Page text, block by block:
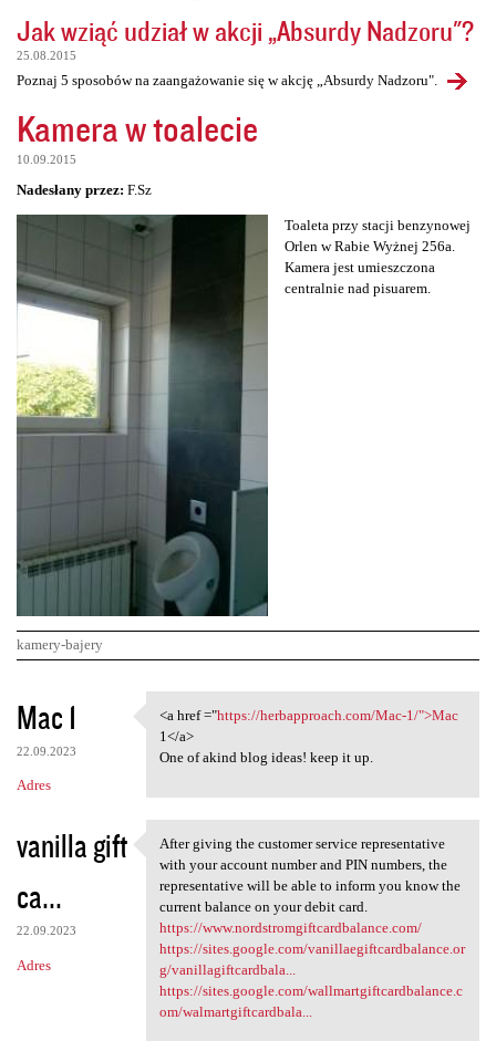
Jak wziąć udział w akcji „Absurdy Nadzoru"?
25.08.2015
Poznaj 5 sposobów na zaangażowanie się w akcję „Absurdy Nadzoru".
Kamera w toalecie
10.09.2015
Nadesłany przez: F.Sz
Toaleta przy stacji benzynowej
Orlen w Rabie Wyżnej 256a.
Kamera jest umieszczona
centralnie nad pisuarem.
kamery-bajery
K
o
m
e
t
a
r
z
Mac 1
22.09.2023
Adres
<a href ="https:/
<a href ="https://herbapproach.com/Mac-1/">Mac
1</a>
One of akind blog ideas! keep it up.
vanilla gift
ca...
22.09.2023
Adres
After giving the customer
After giving the customer service representative
with your account number and PIN numbers, the
representative will be able to inform you know the
current balance on your debit card.
https://www.nordstromgiftcardbalance.com/
https://sites.google.com/vanillaegiftcardbalance.or
g/vanillagiftcardbala...
https://sites.google.com/wallmartgiftcardbalance.c
om/walmartgiftcardbala...